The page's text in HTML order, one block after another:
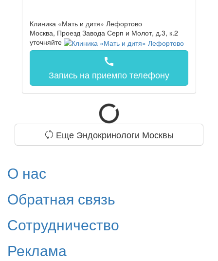
Клиника «Мать и дитя» Лефортово
Москва, Проезд Завода Серп и Молот, д.3, к.2
уточняйте
call
Запись на приемпо телефону
Еще Эндокринологи Москвы
О нас
Обратная связь
Сотрудничество
Реклама